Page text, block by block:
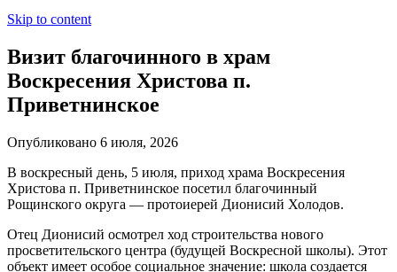
Skip to content
Визит благочинного в храм
Воскресения Христова п.
Приветнинское
Опубликовано 6 июля, 2026
В воскресный день, 5 июля, приход храма Воскресения
Христова п. Приветнинское посетил благочинный
Рощинского округа — протоиерей Дионисий Холодов.
Отец Дионисий осмотрел ход строительства нового
просветительского центра (будущей Воскресной школы). Этот
объект имеет особое социальное значение: школа создается